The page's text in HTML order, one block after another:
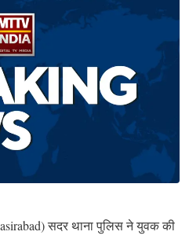
सदर थाना पुलिस ने युवक की